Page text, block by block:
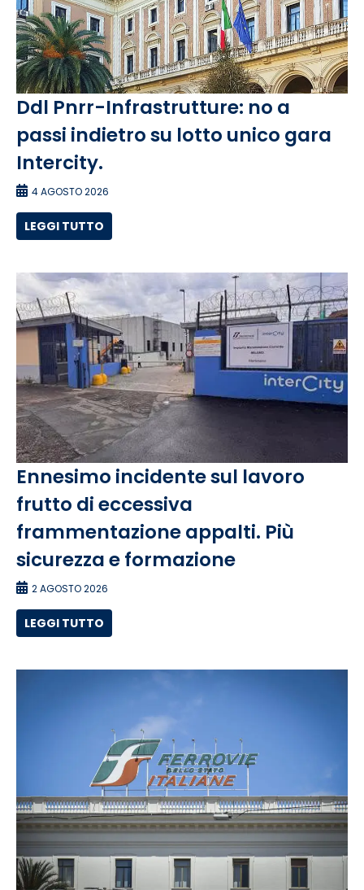
Ddl Pnrr-Infrastrutture: no a
passi indietro su lotto unico gara
Intercity.
4 AGOSTO 2026
LEGGI TUTTO
Ennesimo incidente sul lavoro
frutto di eccessiva
frammentazione appalti. Più
sicurezza e formazione
2 AGOSTO 2026
LEGGI TUTTO